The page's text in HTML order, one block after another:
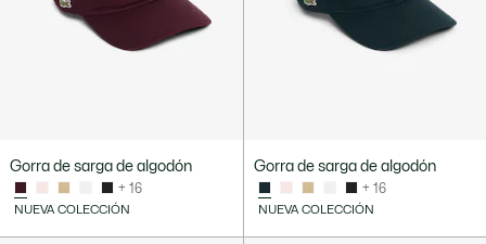
Gorra de sarga de algodón
+ 16
NUEVA COLECCIÓN
Gorra de sarga de algodón
+ 16
NUEVA COLECCIÓN